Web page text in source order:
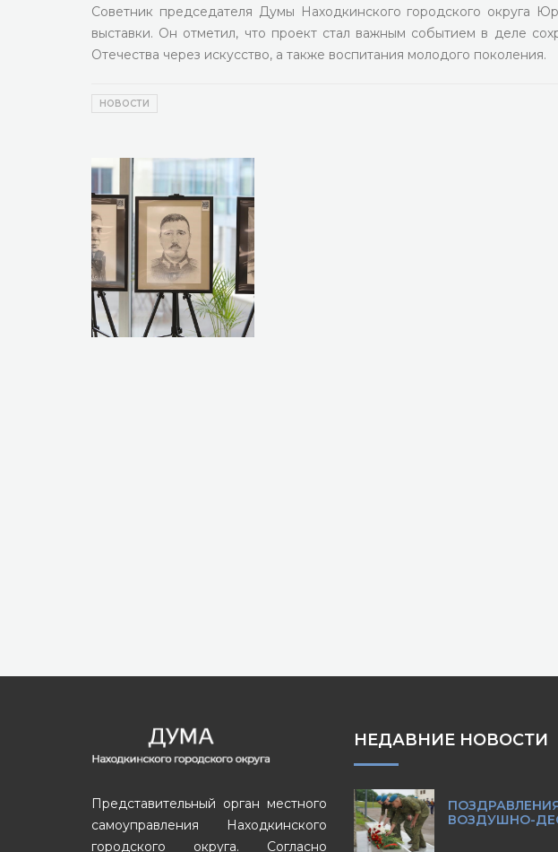
Советник председателя Думы Находкинского городского округа
выставки. Он отметил, что проект стал важным событием в деле
Отечества через искусство, а также воспитания молодого поколения.
НОВОСТИ
Представительный орган местного
самоуправления Находкинского
городского округа. Согласно
НЕДАВНИЕ НОВОСТИ
ВОЗДУШНО-